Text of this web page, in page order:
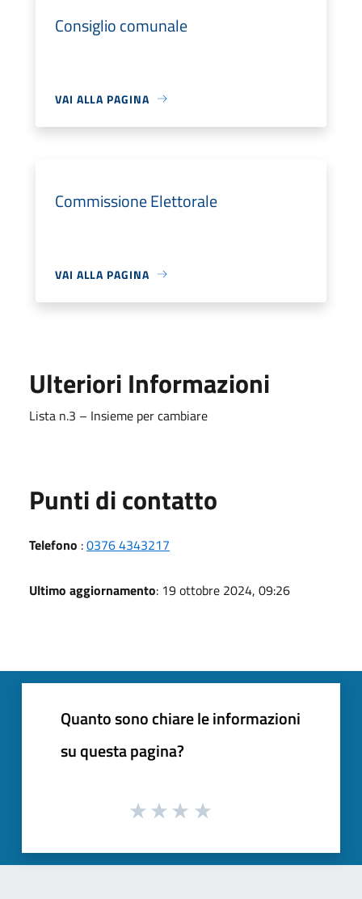
Consiglio comunale
VAI ALLA PAGINA
Commissione Elettorale
VAI ALLA PAGINA
Ulteriori Informazioni
Lista n.3 – Insieme per cambiare
Punti di contatto
Telefono :0376 4343217
Ultimo aggiornamento: 19 ottobre 2024, 09:26
Quanto sono chiare le informazioni
su questa pagina?